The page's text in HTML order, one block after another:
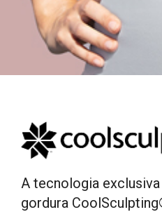
A tecnologia
gordura